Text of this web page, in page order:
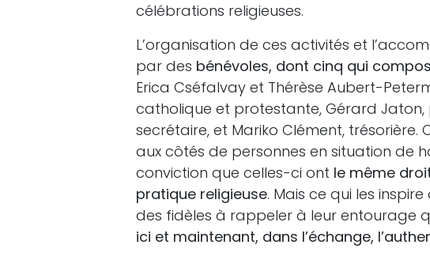
célébrations religieuses.
L’organisation de ces activités et
par des bénévoles, dont cinq qui
Erica Cséfalvay et Thérèse Aubert-
catholique et protestante, Gérard Jaton,
secrétaire, et Mariko Clément, trésorière.
aux côtés de personnes en situation de
conviction que celles-ci ont le même
pratique religieuse. Mais ce qui les
des fidèles à rappeler à leur entourage
ici et maintenant, dans l’échange,